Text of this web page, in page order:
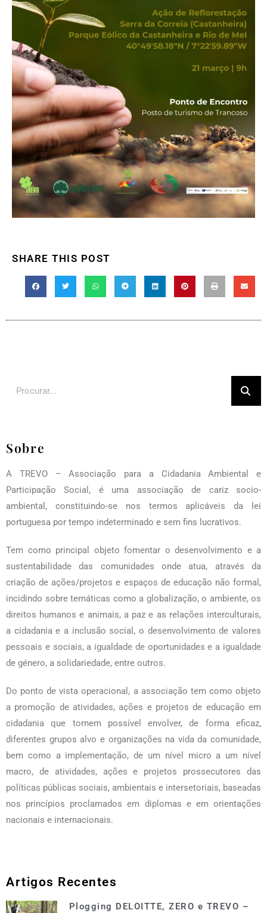
SHARE THIS POST
Sobre
A TREVO – Associação para a Cidadania Ambiental e
Participação Social, é uma associação de cariz socio-
ambiental, constituindo-se nos termos aplicáveis da lei
portuguesa por tempo indeterminado e sem fins lucrativos.
Tem como principal objeto fomentar o desenvolvimento e a
sustentabilidade das comunidades onde atua, através da
criação de ações/projetos e espaços de educação não formal,
incidindo sobre temáticas como a globalização, o ambiente, os
direitos humanos e animais, a paz e as relações interculturais,
a cidadania e a inclusão social, o desenvolvimento de valores
pessoais e sociais, a igualdade de oportunidades e a igualdade
de género, a solidariedade, entre outros.
Do ponto de vista operacional, a associação tem como objeto
a promoção de atividades, ações e projetos de educação em
cidadania que tornem possível envolver, de forma eficaz,
diferentes grupos alvo e organizações na vida da comunidade,
bem como a implementação, de um nível micro a um nível
macro, de atividades, ações e projetos prossecutores das
políticas públicas sociais, ambientais e intersetoriais, baseadas
nos princípios proclamados em diplomas e em orientações
nacionais e internacionais.
Artigos Recentes
Plogging DELOITTE, ZERO e TREVO –